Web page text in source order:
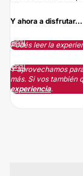
Y ahora a disfrutar...
Podés leer la
Y aprovechamos
más. Si vos también
experiencia.